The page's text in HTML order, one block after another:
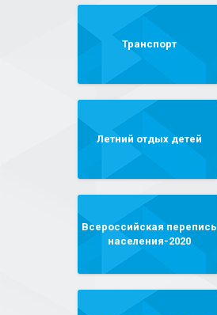
Транспорт
Летний отдых детей
Всероссийская перепись
населения-2020